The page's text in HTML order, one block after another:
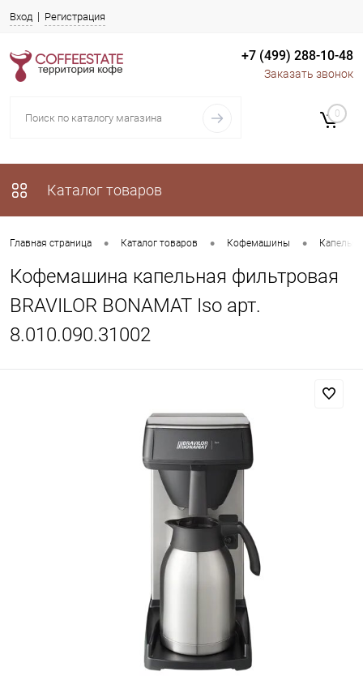
Вход Регистрация
+7 (499) 288-10-48
Заказать звонок
Каталог товаров
0
Главная страница • Каталог товаров • Кофемашины •
Кофемашина капельная фильтровая
BRAVILOR BONAMAT Iso арт.
8.010.090.31002